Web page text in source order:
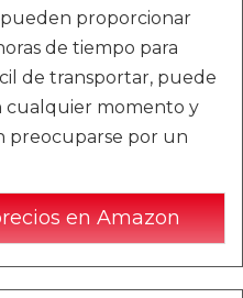
proporcionar
de tiempo para
de transportar, puede
cualquier momento y
preocuparse por un
en Amazon